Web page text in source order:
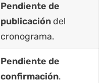
Pendiente de
publicación del
cronograma.
Pendiente de
confirmación.